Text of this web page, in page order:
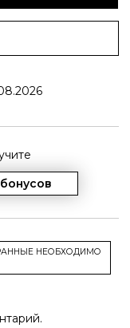
бонусов
НЕОБХОДИМО